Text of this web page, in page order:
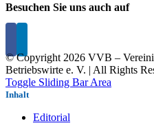
Besuchen Sie uns auch auf
© Copyright 2026 VVB –
Betriebswirte e. V. | All Rights
Toggle Sliding Bar Area
Inhalt
Editorial